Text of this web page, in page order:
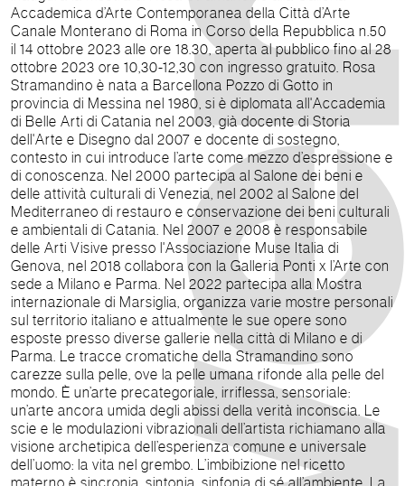
Accademica d’Arte Contemporanea della Città d’Arte
Canale Monterano di Roma in Corso della Repubblica n.50
il 14 ottobre 2023 alle ore 18.30, aperta al pubblico fino al 28
ottobre 2023 ore 10,30-12,30 con ingresso gratuito. Rosa
Stramandino è nata a Barcellona Pozzo di Gotto in
provincia di Messina nel 1980, si è diplomata all'Accademia
di Belle Arti di Catania nel 2003, già docente di Storia
dell'Arte e Disegno dal 2007 e docente di sostegno,
contesto in cui introduce l’arte come mezzo d’espressione e
di conoscenza. Nel 2000 partecipa al Salone dei beni e
delle attività culturali di Venezia, nel 2002 al Salone del
Mediterraneo di restauro e conservazione dei beni culturali
e ambientali di Catania. Nel 2007 e 2008 è responsabile
delle Arti Visive presso l'Associazione Muse Italia di
Genova, nel 2018 collabora con la Galleria Ponti x l’Arte con
sede a Milano e Parma. Nel 2022 partecipa alla Mostra
internazionale di Marsiglia, organizza varie mostre personali
sul territorio italiano e attualmente le sue opere sono
esposte presso diverse gallerie nella città di Milano e di
Parma. Le tracce cromatiche della Stramandino sono
carezze sulla pelle, ove la pelle umana rifonde alla pelle del
mondo. È un’arte precategoriale, irriflessa, sensoriale:
un’arte ancora umida degli abissi della verità inconscia. Le
scie e le modulazioni vibrazionali dell’artista richiamano alla
visione archetipica dell’esperienza comune e universale
dell’uomo: la vita nel grembo. L’imbibizione nel ricetto
materno è sincronia, sintonia, sinfonia di sé all’ambiente. La